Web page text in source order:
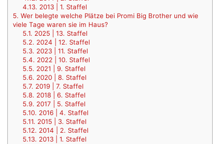
4.13. 2013 | 1. Staffel
5. Wer belegte welche Plätze bei Promi Big Brother und wie
viele Tage waren sie im Haus?
5.1. 2025 | 13. Staffel
5.2. 2024 | 12. Staffel
5.3. 2023 | 11. Staffel
5.4. 2022 | 10. Staffel
5.5. 2021 | 9. Staffel
5.6. 2020 | 8. Staffel
5.7. 2019 | 7. Staffel
5.8. 2018 | 6. Staffel
5.9. 2017 | 5. Staffel
5.10. 2016 | 4. Staffel
5.11. 2015 | 3. Staffel
5.12. 2014 | 2. Staffel
5.13. 2013 | 1. Staffel